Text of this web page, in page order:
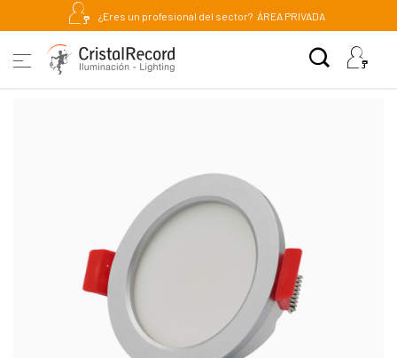
¿Eres un profesional del sector? ÁREA PRIVADA